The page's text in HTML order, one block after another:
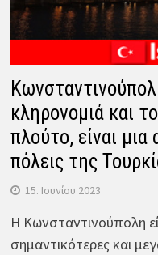
κληρονομιά και
πλούτο, είναι
πόλεις της
15. Ιουνίου 2023
Η Κωνσταντινούπολη
σημαντικότερες και